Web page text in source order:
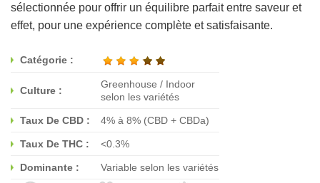
sélectionnée pour offrir un équilibre parfait entre saveur et
effet, pour une expérience complète et satisfaisante.
Catégorie :
Culture :
Greenhouse / Indoor
selon les variétés
Taux De CBD : 4% à 8% (CBD + CBDa)
Taux De THC : <0.3%
Dominante : Variable selon les variétés